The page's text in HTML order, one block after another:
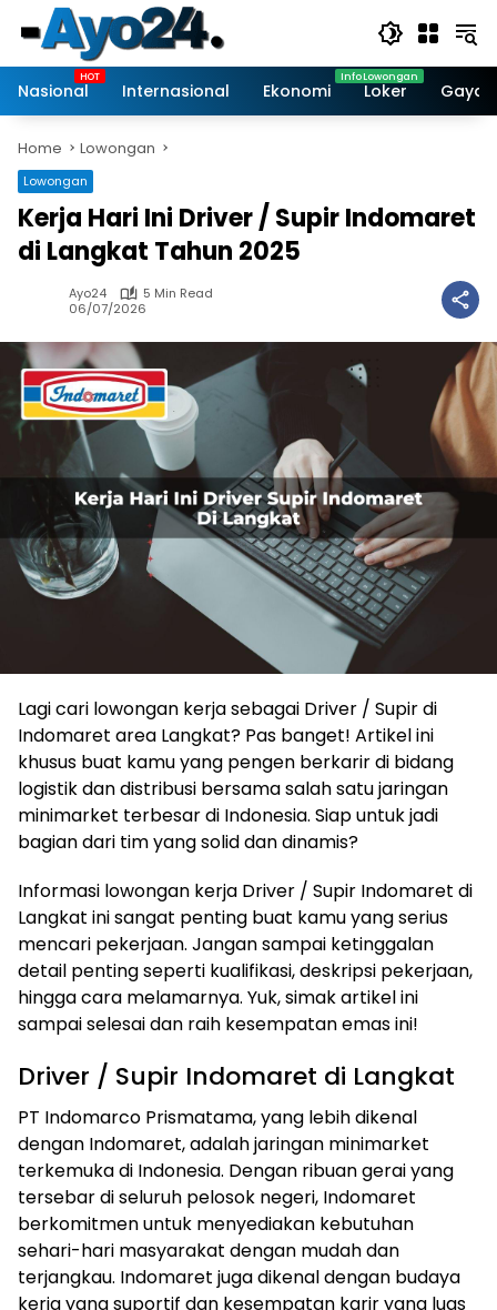
content
Nasional
Internasional Ekonomi Loker Gaya
Home Lowongan
Lowongan
Kerja Hari Ini Driver / Supir Indomaret
di Langkat Tahun 2025
Ayo24
5 Min Read
06/07/2026
Lagi cari lowongan kerja sebagai Driver / Supir di
Indomaret area Langkat? Pas banget! Artikel ini
khusus buat kamu yang pengen berkarir di bidang
logistik dan distribusi bersama salah satu jaringan
minimarket terbesar di Indonesia. Siap untuk jadi
bagian dari tim yang solid dan dinamis?
Informasi lowongan kerja Driver / Supir Indomaret di
Langkat ini sangat penting buat kamu yang serius
mencari pekerjaan. Jangan sampai ketinggalan
detail penting seperti kualifikasi, deskripsi pekerjaan,
hingga cara melamarnya. Yuk, simak artikel ini
sampai selesai dan raih kesempatan emas ini!
Driver / Supir Indomaret di Langkat
PT Indomarco Prismatama, yang lebih dikenal
dengan Indomaret, adalah jaringan minimarket
terkemuka di Indonesia. Dengan ribuan gerai yang
tersebar di seluruh pelosok negeri, Indomaret
berkomitmen untuk menyediakan kebutuhan
sehari-hari masyarakat dengan mudah dan
terjangkau. Indomaret juga dikenal dengan budaya
kerja yang suportif dan kesempatan karir yang luas